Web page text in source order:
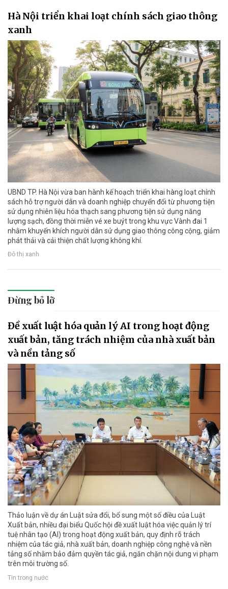
Hà Nội triển khai loạt chính sách giao thông
xanh
UBND TP. Hà Nội vừa ban hành kế hoạch triển khai hàng loạt chính
sách hỗ trợ người dân và doanh nghiệp chuyển đổi từ phương tiện
sử dụng nhiên liệu hóa thạch sang phương tiện sử dụng năng
lượng sạch, đồng thời miễn vé xe buýt trong khu vực Vành đai 1
nhằm khuyến khích người dân sử dụng giao thông công cộng, giảm
phát thải và cải thiện chất lượng không khí.
Đô thị xanh
Đừng bỏ lỡ
Đề xuất luật hóa quản lý AI trong hoạt động
xuất bản, tăng trách nhiệm của nhà xuất bản
và nền tảng số
Thảo luận về dự án Luật sửa đổi, bổ sung một số điều của Luật
Xuất bản, nhiều đại biểu Quốc hội đề xuất luật hóa việc quản lý trí
tuệ nhân tạo (AI) trong hoạt động xuất bản, quy định rõ trách
nhiệm của tác giả, nhà xuất bản, doanh nghiệp công nghệ và nền
tảng số nhằm bảo đảm quyền tác giả, ngăn chặn nội dung vi phạm
trên môi trường số.
Tin trong nước